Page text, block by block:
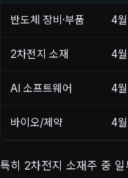
반도체 장비·부품 4
2차전지 소재 4
AI 소프트웨어 4
바이오/제약 4
특히 2차전지 소재주 중